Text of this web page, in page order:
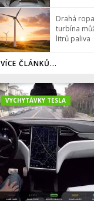
Drahá
turbína
litrů paliva
VÍCE ČLÁNKŮ...
VYCHYTÁVKY TESLA